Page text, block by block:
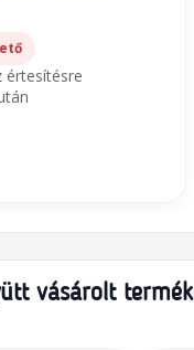
értesítésre
vásárolt